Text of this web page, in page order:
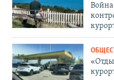
Война